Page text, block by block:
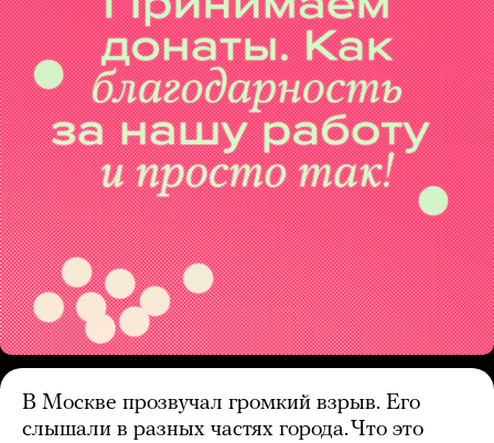
В Москве прозвучал громкий взрыв. Его
слышали в разных частях города. Что это